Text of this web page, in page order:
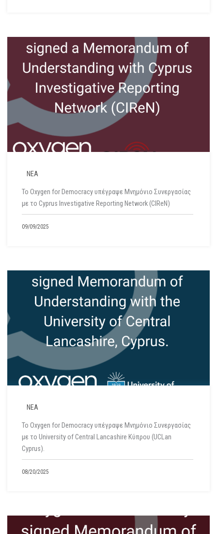
ΝΕΑ
Το Oxygen for Democracy υπέγραψε Μνημόνιο Συνεργασίας
με το Cyprus Investigative Reporting Network (CIReN)
09/09/2025
ΝΕΑ
Το Oxygen for Democracy υπέγραψε Μνημόνιο Συνεργασίας
με το University of Central Lancashire Κύπρου (UCLan
Cyprus).
08/20/2025